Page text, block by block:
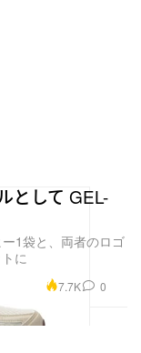
として GEL-
1袋と、両者のロゴ
に
7.7K 0